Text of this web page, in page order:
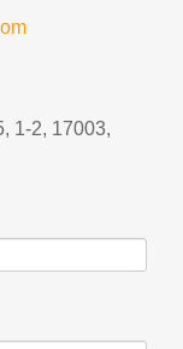
1-2, 17003,